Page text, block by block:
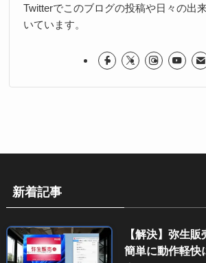
Twitterでこのブログの投稿や日々の出
いています。
新着記事
【解決】弥生
簡単に動作軽快